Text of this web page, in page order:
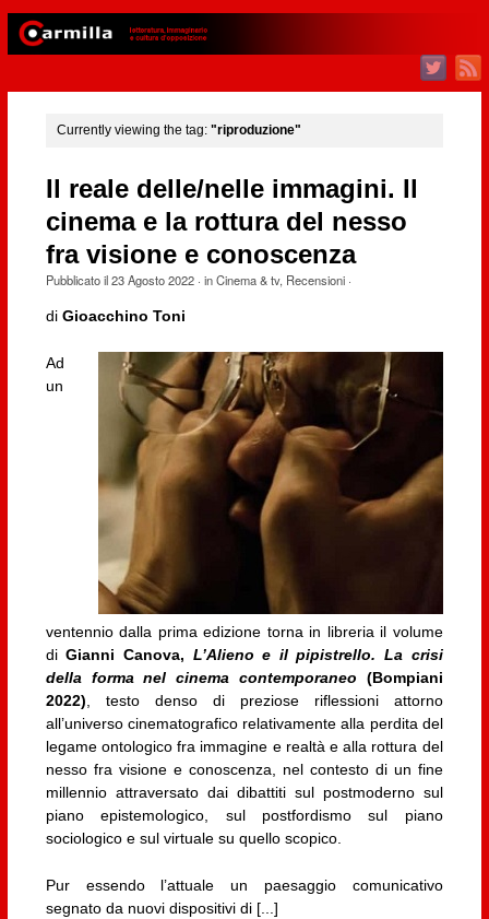
Currently viewing the tag: "riproduzione"
Il reale delle/nelle immagini. Il
cinema e la rottura del nesso
fra visione e conoscenza
Pubblicato il23 Agosto 2022· inCinema & tv, Recensioni·
di Gioacchino Toni
Ad
un
ventennio dalla prima edizione torna in libreria il volume
diGianni Canova, L’Alieno e il pipistrello. La crisi
della forma nel cinema contemporaneo (Bompiani
2022) , testo denso di preziose riflessioni attorno
all’universo cinematografico relativamente alla perdita del
legame ontologico fra immagine e realtà e alla rottura del
nesso fra visione e conoscenza, nel contesto di un fine
millennio attraversato dai dibattiti sul postmoderno sul
piano epistemologico, sul postfordismo sul piano
sociologico e sul virtuale su quello scopico.
Pur essendo l’attuale un paesaggio comunicativo
segnato da nuovi dispositivi di [...]